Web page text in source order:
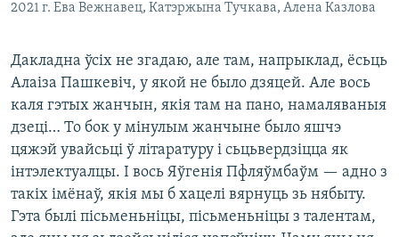
2021 г. Ева Вежнавец, Катэржына Тучкава, Алена Казлова
Дакладна ўсіх не згадаю, але там, напрыклад, ёсьць
Алаіза Пашкевіч, у якой не было дзяцей. Але вось
каля гэтых жанчын, якія там на пано, намаляваныя
дзеці… То бок у мінулым жанчыне было яшчэ
цяжэй увайсьці ў літаратуру і сьцьвердзіцца як
інтэлектуалцы. І вось Яўгенія Пфляўмбаўм — адно з
такіх імёнаў, якія мы б хацелі вярнуць зь нябыту.
Гэта былі пісьменьніцы, пісьменьніцы з талентам,